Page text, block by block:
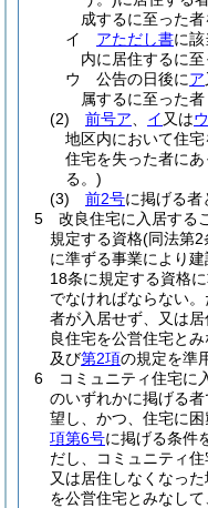
成するに至った者
イ
アただし書に
内に居住するに
ウ
公告の日後にア
属するに至った者
(2)
前号ア イ 又はウ
地区内において住
住宅を失った者に
る。)
(3)
前2号に掲げる者
5
改良住宅に入居する
規定する資格(同法第2
に準ずる事業により
18条に規定する資格
でなければならない。
者が入居せず、又は
良住宅を公営住宅とみ
及び第2項の規定を準
6
コミュニティ住宅に
のいずれかに掲げる
望し、かつ、住宅に困
項第6号に掲げる条件
だし、コミュニティ
又は居住しなくなっ
を公営住宅とみなして